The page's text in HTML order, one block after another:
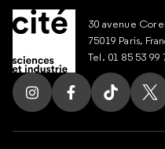
30 avenue
75019 Paris,
Tel. 01 85 53 99
Suivez nous sur
Suivez nous
Suivez